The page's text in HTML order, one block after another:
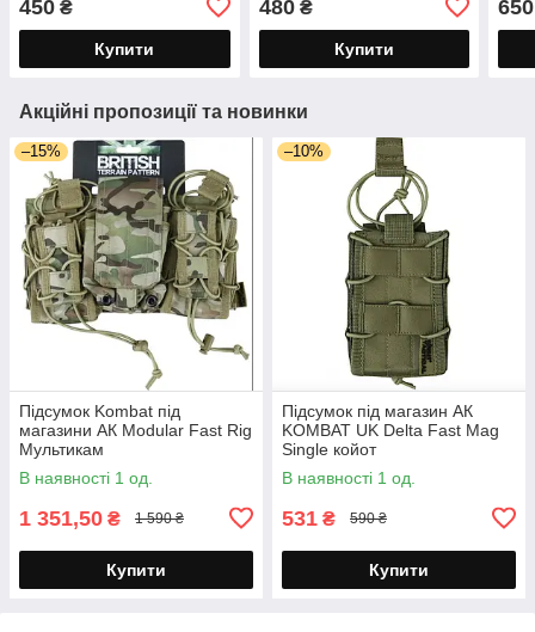
450 ₴
Купити
480₴
Купити
650
Акційні пропозиції та новинки
–15%
Підсумок Kombat під
магазини АК Modular Fast Rig
Мультикам
В наявності 1 од.
1 351,50 ₴ 1 590 ₴
Купити
–10%
Підсумок під магазин АК
KOMBAT UK Delta Fast Mag
Single койот
В наявності 1 од.
531 ₴ 590 ₴
Купити